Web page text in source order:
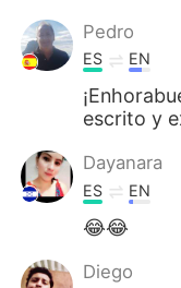
Pedro
ES EN
escrito y
Dayanara
ES EN
😂😂
Diego